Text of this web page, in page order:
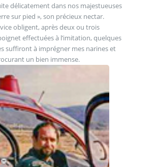
délicatement dans nos majestueuses
sur pied », son précieux nectar.
obligent, après deux ou trois
effectuées à l’imitation, quelques
suffiront à imprégner mes narines et
un bien immense.